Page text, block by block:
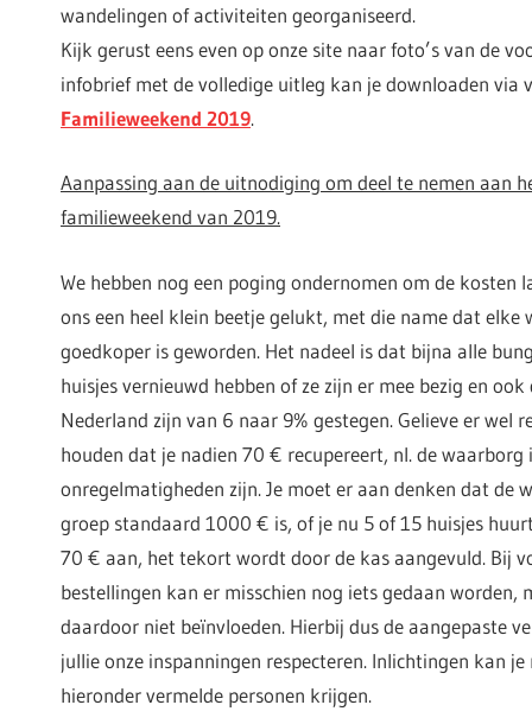
wandelingen of activiteiten georganiseerd.
Kijk gerust eens even op onze site naar foto’s van de
infobrief met de volledige uitleg kan je downloaden via
Familieweekend 2019.
Aanpassing aan de uitnodiging om deel te nemen aan
familieweekend van 2019.
We hebben nog een poging ondernomen om de kosten
ons een heel klein beetje gelukt, met die name dat elke
goedkoper is geworden. Het nadeel is dat bijna alle
huisjes vernieuwd hebben of ze zijn er mee bezig en
Nederland zijn van 6 naar 9% gestegen. Gelieve er wel
houden dat je nadien 70 € recupereert, nl. de waarborg
onregelmatigheden zijn. Je moet er aan denken dat de
groep standaard 1000 € is, of je nu 5 of 15 huisjes
70 € aan, het tekort wordt door de kas aangevuld. Bij
bestellingen kan er misschien nog iets gedaan worden,
daardoor niet beïnvloeden. Hierbij dus de aangepaste
jullie onze inspanningen respecteren. Inlichtingen kan je
hieronder vermelde personen krijgen.